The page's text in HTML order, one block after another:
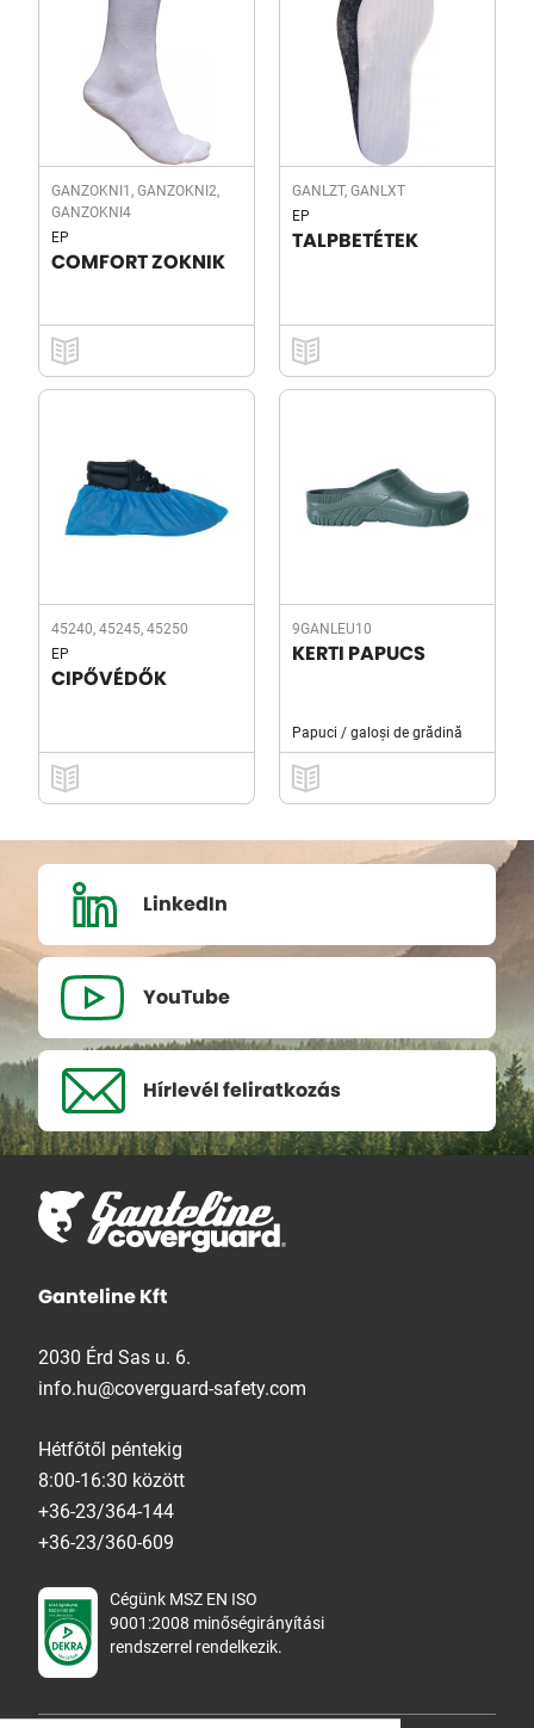
GANZOKNI1, GANZOKNI2,
GANZOKNI4
EP
COMFORT ZOKNIK
GANLZT, GANLXT
EP
TALPBETÉTEK
45240, 45245, 45250
EP
CIPŐVÉDŐK
9GANLEU10
KERTI PAPUCS
Papuci / galoși de grădină
LinkedIn
YouTube
Hírlevél feliratkozás
Ganteline Kft
2030 Érd Sas u. 6.
info.hu@coverguard-safety.com
Hétfőtől péntekig
8:00-16:30 között
+36-23/364-144
+36-23/360-609
Cégünk MSZ EN ISO
9001:2008 minőségirányítási
rendszerrel rendelkezik.